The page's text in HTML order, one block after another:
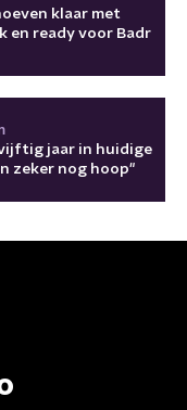
klaar met
en ready voor Badr
jaar in huidige
zeker nog hoop"